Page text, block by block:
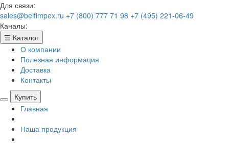
Для связи:
sales@beltimpex.ru +7 (800) 777 71 98 +7 (495) 221-06-49
Каналы:
☰ Каталог
О компании
Полезная информация
Доставка
Контакты
Купить
Главная
Наша продукция